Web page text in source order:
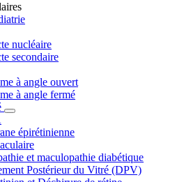
nucléaire
secondaire
à angle ouvert
à angle fermé
épirétinienne
et maculopathie diabétique
Postérieur du Vitré (DPV)